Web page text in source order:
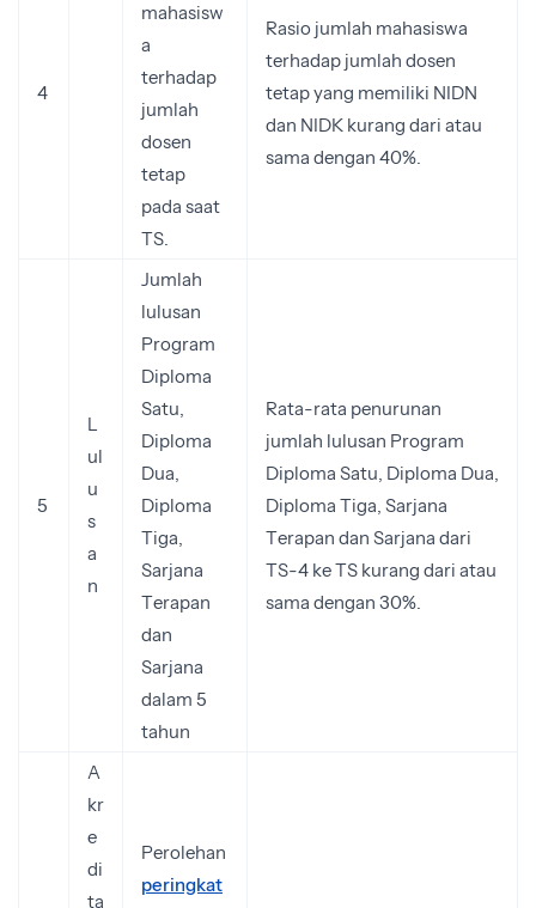
4
mahasisw
a
terhadap
jumlah
dosen
tetap
pada saat
TS.
Rasio jumlah mahasiswa
terhadap jumlah dosen
tetap yang memiliki NIDN
dan NIDK kurang dari atau
sama dengan 40%.
5
L
ul
u
s
a
n
Jumlah
lulusan
Program
Diploma
Satu,
Diploma
Dua,
Diploma
Tiga,
Sarjana
Terapan
dan
Sarjana
dalam 5
tahun
Rata-rata penurunan
jumlah lulusan Program
Diploma Satu, Diploma Dua,
Diploma Tiga, Sarjana
Terapan dan Sarjana dari
TS-4 ke TS kurang dari atau
sama dengan 30%.
A
kr
e
di
ta
Perolehan
peringkat